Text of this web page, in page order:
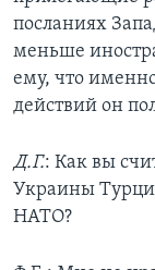
посланиях
меньше
ему, что
действий он
Д.Г.: Как вы
Украины
НАТО?